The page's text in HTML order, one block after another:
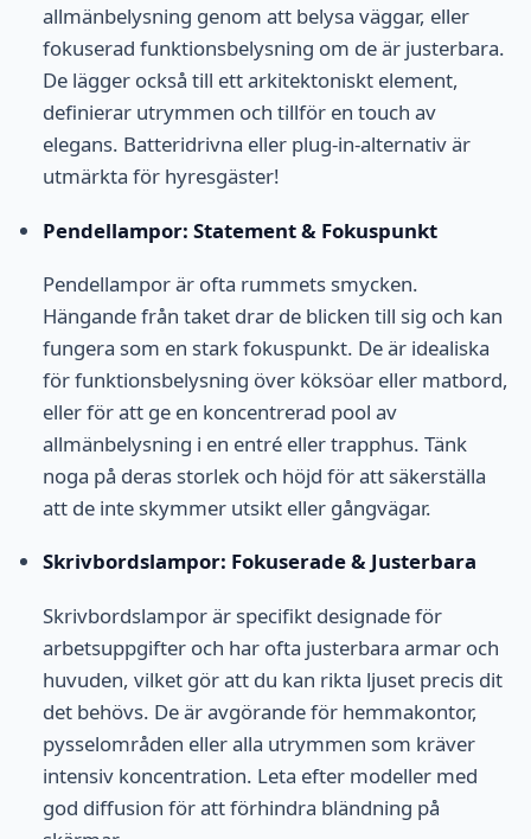
allmänbelysning genom att belysa väggar, eller
fokuserad funktionsbelysning om de är justerbara.
De lägger också till ett arkitektoniskt element,
definierar utrymmen och tillför en touch av
elegans. Batteridrivna eller plug-in-alternativ är
utmärkta för hyresgäster!
Pendellampor: Statement & Fokuspunkt
Pendellampor är ofta rummets smycken.
Hängande från taket drar de blicken till sig och kan
fungera som en stark fokuspunkt. De är idealiska
för funktionsbelysning över köksöar eller matbord,
eller för att ge en koncentrerad pool av
allmänbelysning i en entré eller trapphus. Tänk
noga på deras storlek och höjd för att säkerställa
att de inte skymmer utsikt eller gångvägar.
Skrivbordslampor: Fokuserade & Justerbara
Skrivbordslampor är specifikt designade för
arbetsuppgifter och har ofta justerbara armar och
huvuden, vilket gör att du kan rikta ljuset precis dit
det behövs. De är avgörande för hemmakontor,
pysselområden eller alla utrymmen som kräver
intensiv koncentration. Leta efter modeller med
god diffusion för att förhindra bländning på